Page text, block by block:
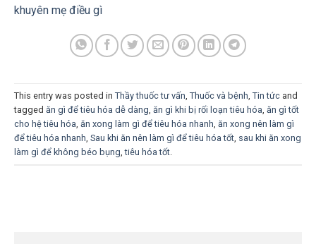
khuyên mẹ điều gì
This entry was posted in Thầy thuốc tư vấn Thuốc và bệnh Tin tức and
tagged ăn gì để tiêu hóa dễ dàng ăn gì khi bị rối loạn tiêu hóa ăn gì tốt
cho hệ tiêu hóa ăn xong làm gì để tiêu hóa nhanh ăn xong nên làm gì
để tiêu hóa nhanh Sau khi ăn nên làm gì để tiêu hóa tốt sau khi ăn xong
làm gì để không béo bụng ,tiêu hóa tốt